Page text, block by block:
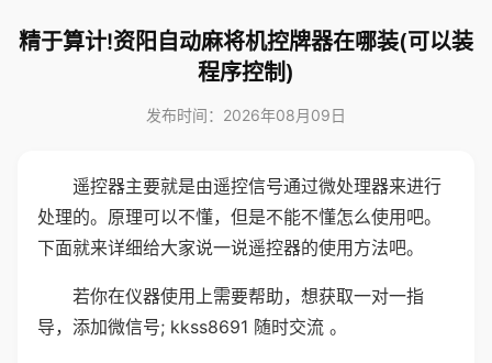
精于算计!资阳自动麻将机控牌器在哪装(可以装
程序控制)
发布时间：2026年08月09日
遥控器主要就是由遥控信号通过微处理器来进行
处理的。原理可以不懂，但是不能不懂怎么使用吧。
下面就来详细给大家说一说遥控器的使用方法吧。
若你在仪器使用上需要帮助，想获取一对一指
导，添加微信号; kkss8691 随时交流 。